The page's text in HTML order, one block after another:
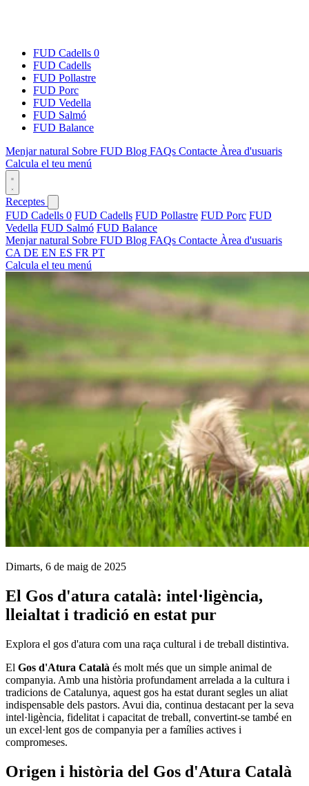
FUD Cadells 0
FUD Cadells
FUD Pollastre
FUD Porc
FUD Vedella
FUD Salmó
FUD Balance
Menjar natural Sobre FUD Blog FAQs Contacte Àrea d'usuaris
Calcula el teu menú
Receptes
FUD Cadells 0 FUD Cadells FUD Pollastre FUD Porc FUD
Vedella FUD Salmó FUD Balance
Menjar natural Sobre FUD Blog FAQs Contacte Àrea d'usuaris
CA DE EN ES FR PT
Calcula el teu menú
Dimarts, 6 de maig de 2025
El Gos d'atura català: intel·ligència,
lleialtat i tradició en estat pur
Explora el gos d'atura com una raça cultural i de treball distintiva.
El Gos d'Atura Català és molt més que un simple animal de
companyia. Amb una història profundament arrelada a la cultura i
tradicions de Catalunya, aquest gos ha estat durant segles un aliat
indispensable dels pastors. Avui dia, continua destacant per la seva
intel·ligència, fidelitat i capacitat de treball, convertint-se també en
un excel·lent gos de companyia per a famílies actives i
compromeses.
Origen i història del Gos d'Atura Català